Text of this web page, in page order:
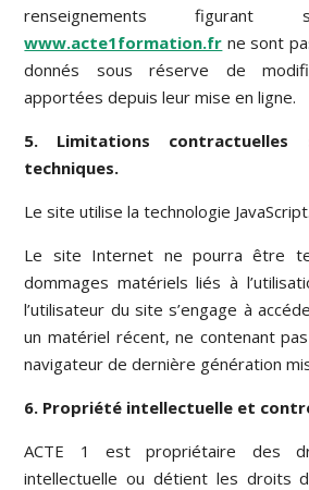
renseignements
www.acte1formation.fr ne sont
donnés sous réserve de
apportées depuis leur mise en ligne.
5. Limitations contractuelles
techniques.
Le site utilise la technologie JavaScript.
Le site Internet ne pourra être
dommages matériels liés à
l’utilisateur du site s’engage à
un matériel récent, ne contenant
navigateur de dernière génération
6. Propriété intellectuelle et
ACTE 1 est propriétaire des
intellectuelle ou détient les droits